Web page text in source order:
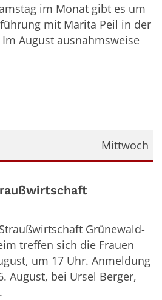
im Monat gibt es um
mit Marita Peil in der
August ausnahmsweise
Mittwoch
Grünewald-
treffen sich die Frauen
um 17 Uhr. Anmeldung
August, bei Ursel Berger,